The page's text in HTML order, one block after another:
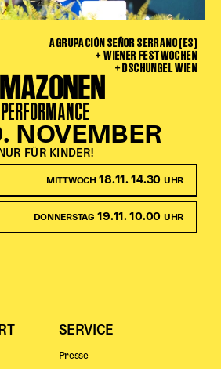
AGRUPACIÓN SEÑOR SERRANO (ES)
+ WIENER FESTWOCHEN
+ DSCHUNGEL WIEN
PERFORMANCE
NOVEMBER
NUR FÜR KINDER!
MITTWOCH18.11. 14.30 UHR
DONNERSTAG 19.11. 10.00 UHR
SERVICE
Presse